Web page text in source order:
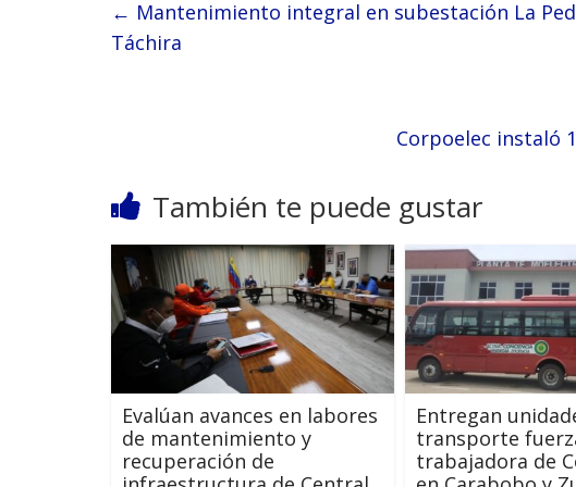
← Mantenimiento integral en subestación La
Táchira
Corpoelec instaló
También te puede gustar
Evalúan avances en labores
de mantenimiento y
recuperación de
Entregan
transporte
trabajadora de